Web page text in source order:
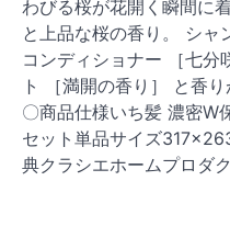
わびる桜が花開く瞬間に
と上品な桜の香り。 シ
コンディショナー ［七
ト ［満開の香り］ と香
〇商品仕様いち髪 濃密W
セット単品サイズ
典クラシエホームプロダク